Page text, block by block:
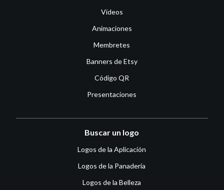
Vídeos
Animaciones
Membretes
Banners de Etsy
Código QR
Presentaciones
Buscar un logo
Logos de la Aplicación
Logos de la Panadería
Logos de la Belleza